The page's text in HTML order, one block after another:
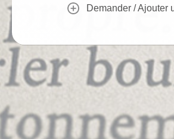
Demander / Ajouter